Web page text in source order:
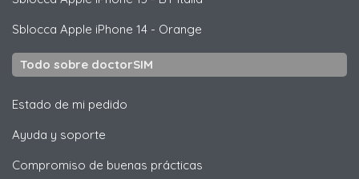
Sblocca Apple iPhone 14 - Orange
Todo sobre doctorSIM
Estado de mi pedido
Ayuda y soporte
Compromiso de buenas prácticas